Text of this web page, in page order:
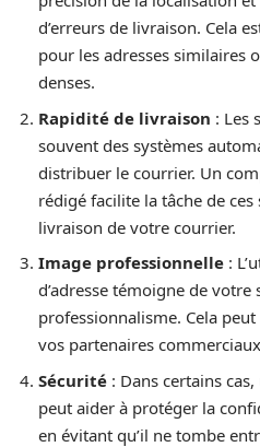
d’erreurs de livraison. Cela
pour les adresses similaires
denses.
Rapidité de livraison : Les
souvent des systèmes
distribuer le courrier. Un
rédigé facilite la tâche de ces
livraison de votre courrier.
Image professionnelle :
d’adresse témoigne de
professionnalisme. Cela
vos partenaires
Sécurité : Dans certains
peut aider à protéger la
en évitant qu’il ne tombe